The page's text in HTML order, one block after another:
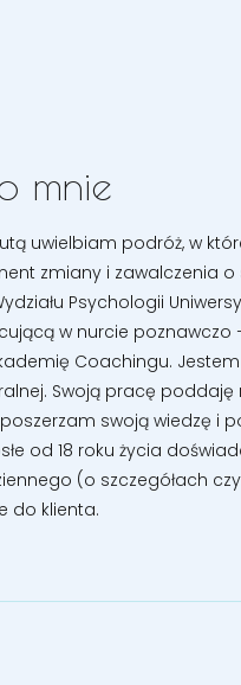
mnie
uwielbiam podróż, w
zmiany i zawalczenia o
Psychologii
w nurcie
Coachingu.
Swoją pracę
swoją wiedzę i
od 18 roku życia
(o szczegółach
do klienta.